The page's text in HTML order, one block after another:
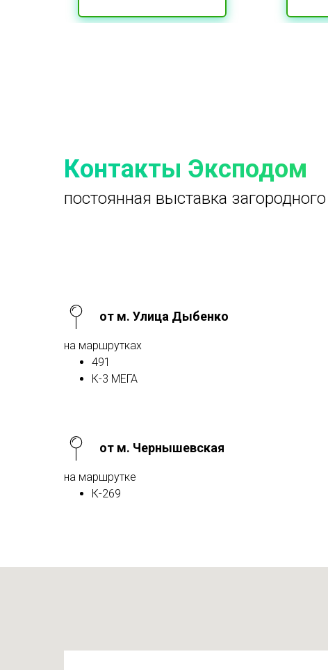
Контакты Эксподом
постоянная выставка
от м. Улица Дыбенко
на маршрутках
491
К-3 МЕГА
от м. Чернышевская
на маршрутке
К-269